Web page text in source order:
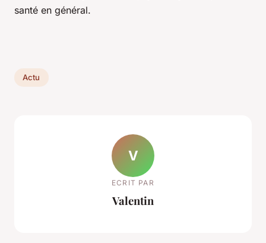
santé en général.
Actu
V
ECRIT PAR
Valentin